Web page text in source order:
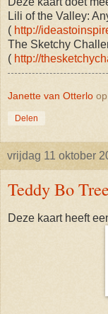
Lili of the Valley:
( http://
The Sketchy
( http://
Janette van Otterlo op
Delen
vrijdag 11 oktober
Teddy Bo Tree
Deze kaart heeft